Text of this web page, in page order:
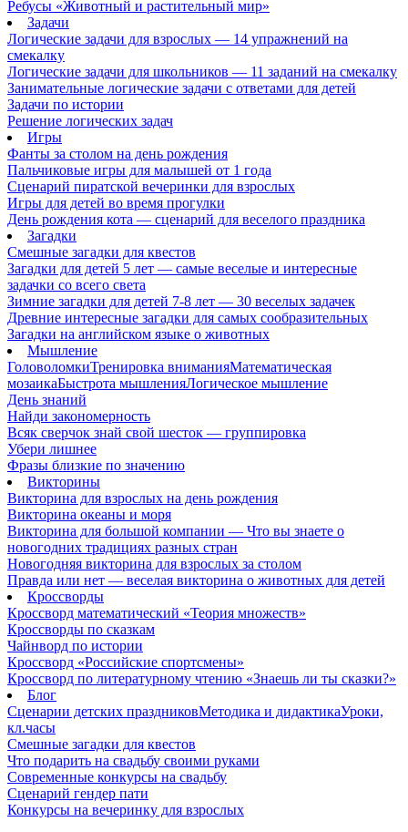
Ребусы «Животный и растительный мир»
Задачи
Логические задачи для взрослых — 14 упражнений на
смекалку
Логические задачи для школьников — 11 заданий на смекалку
Занимательные логические задачи с ответами для детей
Задачи по истории
Решение логических задач
Игры
Фанты за столом на день рождения
Пальчиковые игры для малышей от 1 года
Сценарий пиратской вечеринки для взрослых
Игры для детей во время прогулки
День рождения кота — сценарий для веселого праздника
Загадки
Смешные загадки для квестов
Загадки для детей 5 лет — самые веселые и интересные
задачки со всего света
Зимние загадки для детей 7-8 лет — 30 веселых задачек
Древние интересные загадки для самых сообразительных
Загадки на английском языке о животных
Мышление
ГоловоломкиТренировка вниманияМатематическая
мозаикаБыстрота мышленияЛогическое мышление
День знаний
Найди закономерность
Всяк сверчок знай свой шесток — группировка
Убери лишнее
Фразы близкие по значению
Викторины
Викторина для взрослых на день рождения
Викторина океаны и моря
Викторина для большой компании — Что вы знаете о
новогодних традициях разных стран
Новогодняя викторина для взрослых за столом
Правда или нет — веселая викторина о животных для детей
Кроссворды
Кроссворд математический «Теория множеств»
Кроссворды по сказкам
Чайнворд по истории
Кроссворд «Российские спортсмены»
Кроссворд по литературному чтению «Знаешь ли ты сказки?»
Блог
Сценарии детских праздниковМетодика и дидактикаУроки,
кл.часы
Смешные загадки для квестов
Что подарить на свадьбу своими руками
Современные конкурсы на свадьбу
Сценарий гендер пати
Конкурсы на вечеринку для взрослых